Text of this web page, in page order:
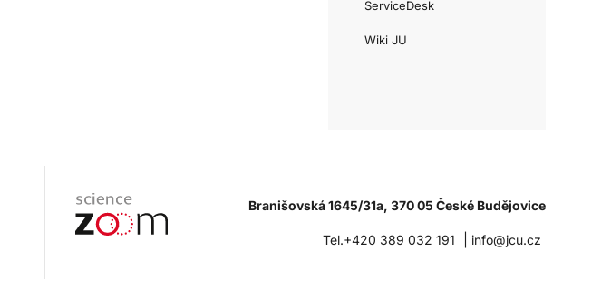
ServiceDesk
Wiki JU
Branišovská 1645/31a, 370 05 České Budějovice
Tel.+420 389 032 191 info@jcu.cz